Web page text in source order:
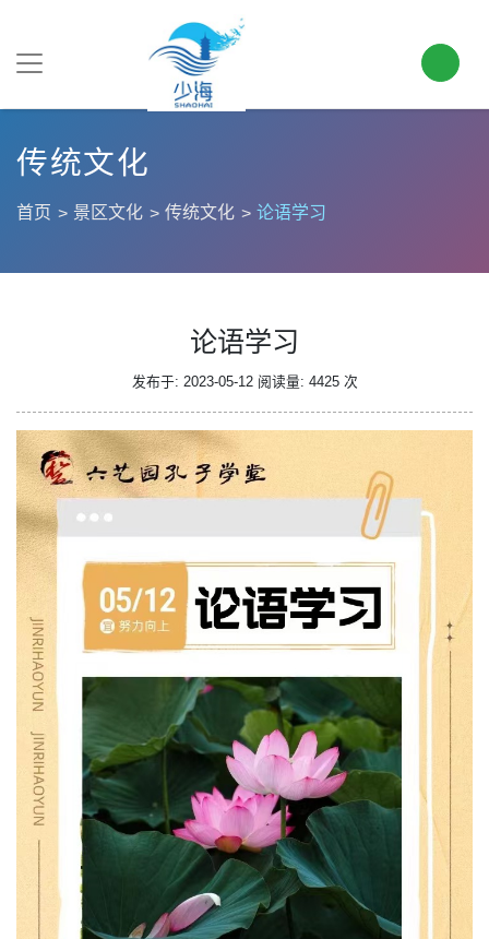
传统文化
首页 景区文化 传统文化 论语学习
论语学习
发布于: 2023-05-12 阅读量: 4425 次